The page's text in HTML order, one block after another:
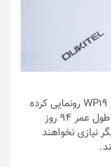
شرکت چینی Oukitel از گوشی جدیدی به نام WP19 رونمایی کرده
که از باتری عظیم 21000 میلی آمپر ساعتی با طول عمر 94 روز
نیازی نخواهند